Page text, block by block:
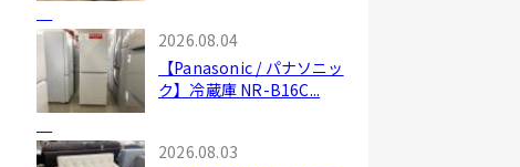
2026.08.04
【Panasonic / パナソニッ
ク】冷蔵庫 NR-B16C...
2026.08.03